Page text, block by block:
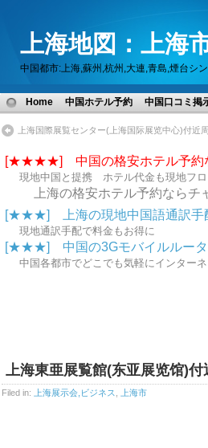
上海地図：上海
中国都市:上海,蘇州,杭州,大連,青島,煙台シ
Home 中国ホテル予約 中国口コミ掲
上海国際展覧センター(上海国际展览中心)付近
[★★★★] 中国の格安ホテル予約
現地中国と提携 ホテル代金も現地フ
上海の格安ホテル予約ならチ
[★★★] 上海の現地中国語通訳手
現地通訳手配で料金もお得に
[★★★] 中国の3Gモバイルルータ
中国各都市でどこでも気軽にインタ
上海東亜展覧館(东亚展览馆)付
Filed in: 上海展示会,ビジネス 上海市